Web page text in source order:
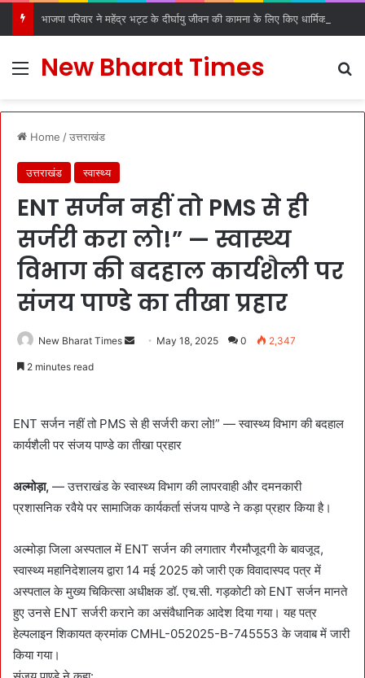
Menu
New Bharat Times
Home /उत्तराखंड
उत्तराखंड स्वास्थ्य
ENT सर्जन नहीं तो PMS से ही
सर्जरी करा लो!” — स्वास्थ्य
विभाग की बदहाल कार्यशैली पर
संजय पाण्डे का तीखा प्रहार
New Bharat Times
a
n
May 18, 2025 0 2,347
2 minutes read
ENT सर्जन नहीं तो PMS से ही सर्जरी करा लो!” — स्वास्थ्य विभाग की बदहाल
कार्यशैली पर संजय पाण्डे का तीखा प्रहार
अल्मोड़ा, — उत्तराखंड के स्वास्थ्य विभाग की लापरवाही और दमनकारी
प्रशासनिक रवैये पर सामाजिक कार्यकर्ता संजय पाण्डे ने कड़ा प्रहार किया है।
अल्मोड़ा जिला अस्पताल में ENT सर्जन की लगातार गैरमौजूदगी के बावजूद,
स्वास्थ्य महानिदेशालय द्वारा 14 मई 2025 को जारी एक विवादास्पद पत्र में
अस्पताल के मुख्य चिकित्सा अधीक्षक डॉ. एच.सी. गड़कोटी को ENT सर्जन मानते
हुए उनसे ENT सर्जरी कराने का असंवैधानिक आदेश दिया गया। यह पत्र
हेल्पलाइन शिकायत क्रमांक CMHL-052025-B-745553 के जवाब में जारी
किया गया।